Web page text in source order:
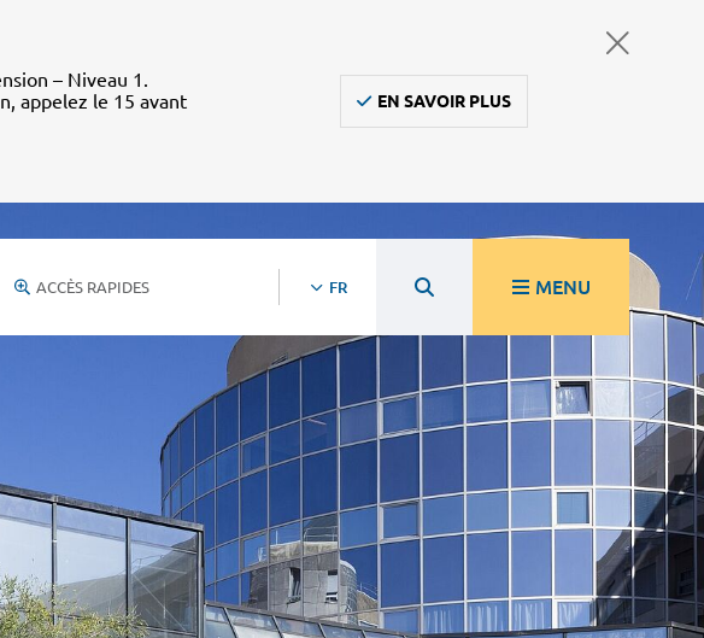
– Niveau 1.
appelez le 15 avant
EN SAVOIR PLUS
ACCÈS RAPIDES FR MENU